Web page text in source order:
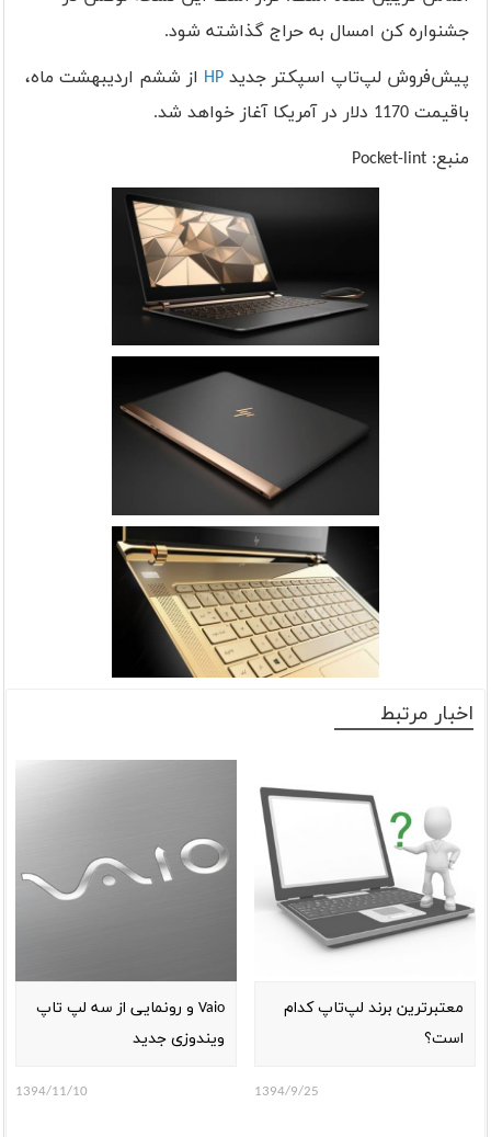
جشنواره کن امسال به حراج گذاشته شود.
پیش‌فروش لپ‌تاپ اسپکتر جدید HP از ششم اردیبهشت ماه،
باقیمت 1170 دلار در آمریکا آغاز خواهد شد.
منبع: Pocket-lint
اخبار مرتبط
معتبرترین برند لپ‌تاپ‌ کدام
است؟
1394/9/25
Vaio و رونمایی از سه لپ تاپ
ویندوزی جدید
1394/11/10